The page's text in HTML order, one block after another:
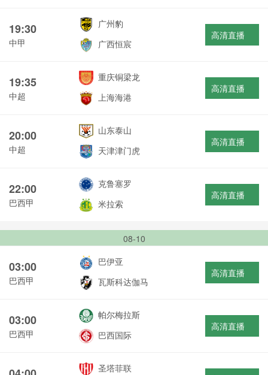
19:30
中甲
广州豹
广西恒宸
高清直播
19:35
中超
重庆铜梁龙
上海海港
高清直播
20:00
中超
山东泰山
天津津门虎
高清直播
22:00
巴西甲
克鲁塞罗
米拉索
高清直播
08-10
03:00
巴西甲
巴伊亚
瓦斯科达伽马
高清直播
03:00
巴西甲
帕尔梅拉斯
巴西国际
高清直播
圣塔菲联